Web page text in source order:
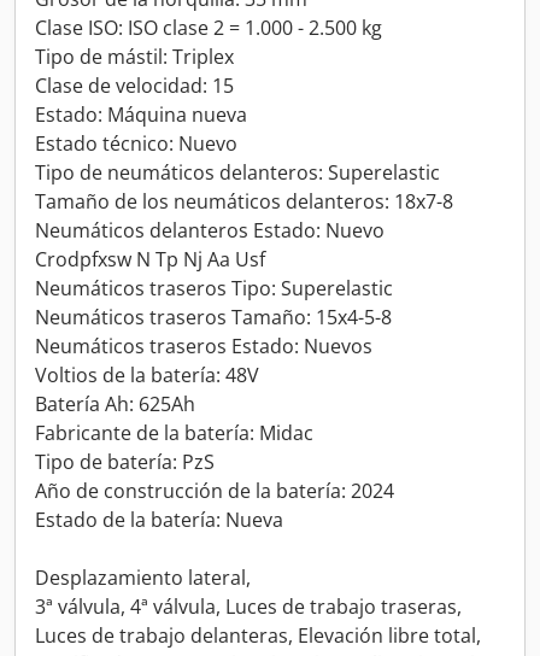
Clase ISO: ISO clase 2 = 1.000 - 2.500 kg
Tipo de mástil: Triplex
Clase de velocidad: 15
Estado: Máquina nueva
Estado técnico: Nuevo
Tipo de neumáticos delanteros: Superelastic
Tamaño de los neumáticos delanteros: 18x7-8
Neumáticos delanteros Estado: Nuevo
Crodpfxsw N Tp Nj Aa Usf
Neumáticos traseros Tipo: Superelastic
Neumáticos traseros Tamaño: 15x4-5-8
Neumáticos traseros Estado: Nuevos
Voltios de la batería: 48V
Batería Ah: 625Ah
Fabricante de la batería: Midac
Tipo de batería: PzS
Año de construcción de la batería: 2024
Estado de la batería: Nueva
Desplazamiento lateral,
3ª válvula, 4ª válvula, Luces de trabajo traseras,
Luces de trabajo delanteras, Elevación libre total,